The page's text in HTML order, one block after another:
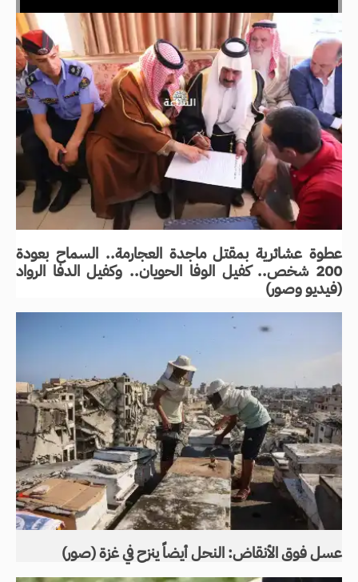
عطوة عشائرية بمقتل ماجدة العجارمة.. السماح بعودة
200 شخص.. كفيل الوفا الحويان.. وكفيل الدفا الرواد
(فيديو وصور)
عسل فوق الأنقاض: النحل أيضاً ينزح في غزة (صور)